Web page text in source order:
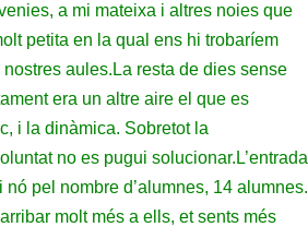
a mi mateixa i altres noies que
petita en la qual ens hi trobaríem
aules. La resta de dies sense
era un altre aire el que es
i la dinàmica. Sobretot la
no es pugui solucionar. L’entrada
pel nombre d’alumnes, 14 alumnes.
molt més a ells, et sents més